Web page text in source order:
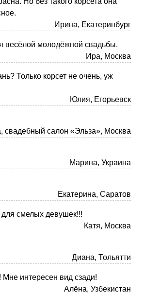
Ирина, Екатеринбург
весёлой молодёжной свадьбы.
Ира, Москва
Только корсет не очень, уж
Юлия, Егорьевск
свадебный салон «Эльза», Москва
Марина, Украина
Екатерина, Саратов
смелых девушек!!!
Катя, Москва
Диана, Тольятти
интересен вид сзади!
Алёна, Узбекистан